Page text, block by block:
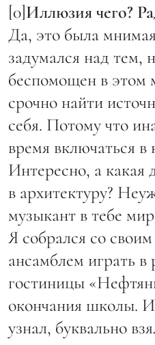
[0]Иллюзия чего?
Да, это была
задумался над тем,
беспомощен в этом
срочно найти
себя. Потому что
время включаться в
Интересно, а какая
в архитектуру?
музыкант в тебе
Я собрался со
ансамблем играть в
гостиницы
окончания школы.
узнал, буквально